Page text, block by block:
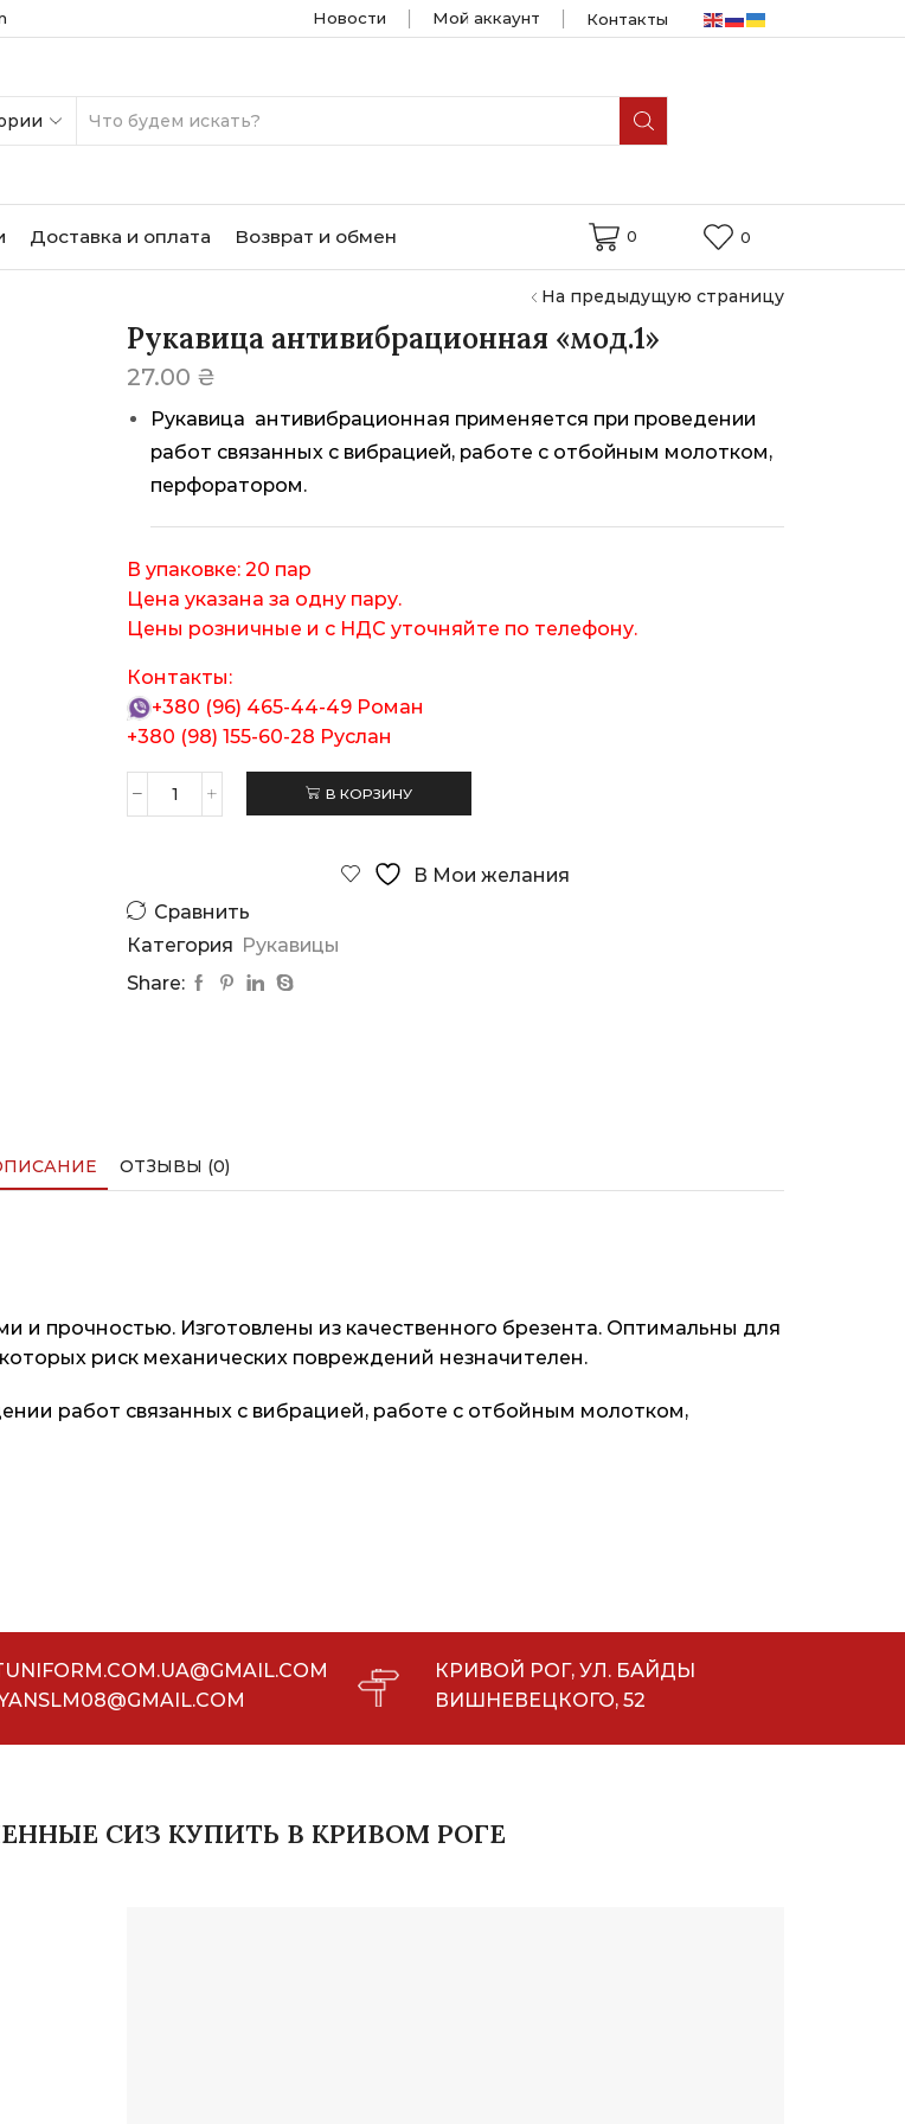
Новости Мой аккаунт Контакты
Доставка и оплата Возврат и обмен 0 0
На предыдущую страницу
Рукавица антивибрационная «мод.1»
27.00 ₴
Рукавица антивибрационная применяется при проведении
работ связанных с вибрацией, работе с отбойным молотком,
перфоратором.
В упаковке: 20 пар
Цена указана за одну пару.
Цены розничные и с НДС уточняйте по телефону.
Контакты:
+380 (96) 465-44-49 Роман
+380 (98) 155-60-28 Руслан
Количество
антивибрационная
В КОРЗИНУ
В Мои желания
Сравнить
Категория Рукавицы
Share:
ОТЗЫВЫ (0)
прочностью. Изготовлены из качественного брезента. Оптимальны для
риск механических повреждений незначителен.
работ связанных с вибрацией, работе с отбойным молотком,
КРИВОЙ РОГ, УЛ. БАЙДЫ
ВИШНЕВЕЦКОГО, 52
СИЗ КУПИТЬ В КРИВОМ РОГЕ